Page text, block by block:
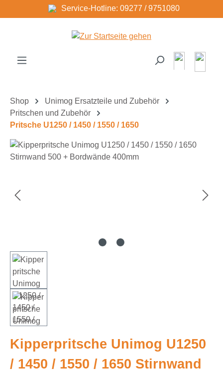
Zum Hauptinhalt springenService-Hotline: 09277 / 9751080
Shop
Unimog Ersatzteile und Zubehör
Pritschen und Zubehör
Pritsche U1250 / 1450 / 1550 / 1650
Bildergalerie überspringen
Kipperpritsche Unimog U1250
/ 1450 / 1550 / 1650 Stirnwand